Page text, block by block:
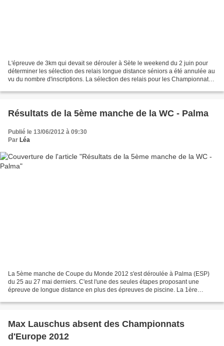
L'épreuve de 3km qui devait se dérouler à Sète le weekend du 2 juin pour
déterminer les sélection des relais longue distance séniors a été annulée au
vu du nombre d'inscriptions. La sélection des relais pour les Championnats
Résultats de la 5ème manche de la WC - Palma
Publié le 13/06/2012 à 09:30
Par Léa
La 5ème manche de Coupe du Monde 2012 s'est déroulée à Palma (ESP)
du 25 au 27 mai derniers. C'est l'une des seules étapes proposant une
épreuve de longue distance en plus des épreuves de piscine. La 1ère
Max Lauschus absent des Championnats
d'Europe 2012